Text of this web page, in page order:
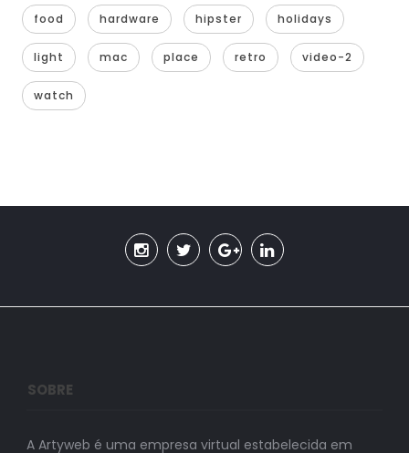
food hardware hipster holidays
light mac place retro video-2
watch
SOBRE
A Artyweb é uma empresa virtual estabelecida em